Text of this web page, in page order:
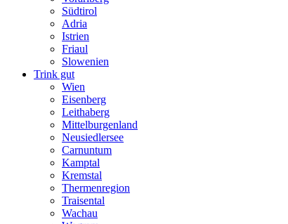
Südtirol
Adria
Istrien
Friaul
Slowenien
Trink gut
Wien
Eisenberg
Leithaberg
Mittelburgenland
Neusiedlersee
Carnuntum
Kamptal
Kremstal
Thermenregion
Traisental
Wachau